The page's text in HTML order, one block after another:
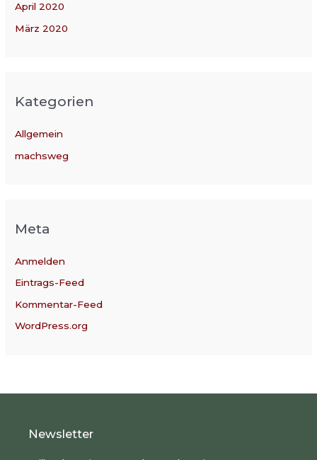
April 2020
März 2020
Kategorien
Allgemein
machsweg
Meta
Anmelden
Eintrags-Feed
Kommentar-Feed
WordPress.org
Newsletter